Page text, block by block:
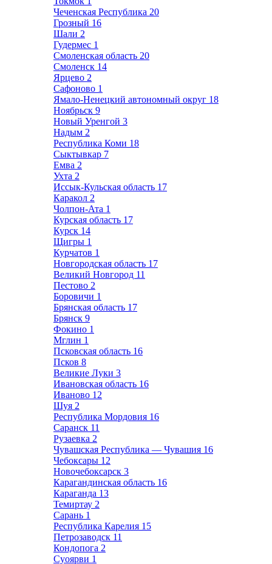
Чеченская Республика 20
Грозный 16
Шали 2
Гудермес 1
Смоленская область 20
Смоленск 14
Ярцево 2
Сафоново 1
Ямало-Ненецкий автономный округ 18
Ноябрьск 9
Новый Уренгой 3
Надым 2
Республика Коми 18
Сыктывкар 7
Емва 2
Ухта 2
Иссык-Кульская область 17
Каракол 2
Чолпон-Ата 1
Курская область 17
Курск 14
Щигры 1
Курчатов 1
Новгородская область 17
Великий Новгород 11
Пестово 2
Боровичи 1
Брянская область 17
Брянск 9
Фокино 1
Мглин 1
Псковская область 16
Псков 8
Великие Луки 3
Ивановская область 16
Иваново 12
Шуя 2
Республика Мордовия 16
Саранск 11
Рузаевка 2
Чувашская Республика — Чувашия 16
Чебоксары 12
Новочебоксарск 3
Карагандинская область 16
Караганда 13
Темиртау 2
Сарань 1
Республика Карелия 15
Петрозаводск 11
Кондопога 2
Суоярви 1